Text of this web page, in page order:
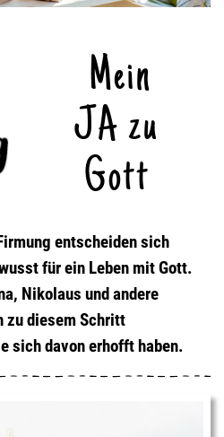
Mein
JA zu
Gott
entscheiden sich
für ein Leben mit Gott.
Nikolaus und andere
zu diesem Schritt
sich davon erhofft haben.